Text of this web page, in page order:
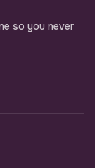
so you never